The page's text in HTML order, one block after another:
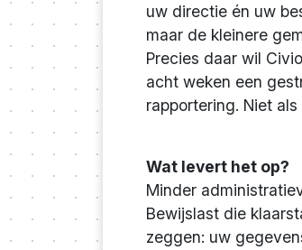
uw directie én uw
maar de kleinere
Precies daar wil
acht weken een
rapportering. Niet
Wat levert het op?
Minder
Bewijslast die
zeggen: uw